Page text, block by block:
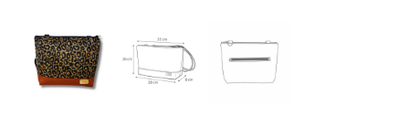
Sobre Hala Bazan